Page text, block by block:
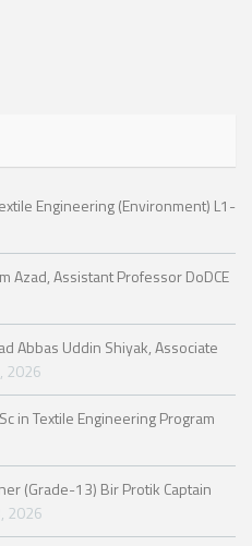
Engineering (Environment) L1-
Azad, Assistant Professor DoDCE
Abbas Uddin Shiyak, Associate
2026
in Textile Engineering Program
(Grade-13) Bir Protik Captain
2026